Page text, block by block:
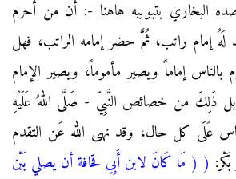
البخاري بتبويبه هاهنا -: أن من أحرم
لَهُ إمام راتب، ثُمَّ حضر إمامه الراتب، فهل
إماماً ويصير مأموماً، ويصير الإمام
بل ذَلِكَ من خصائص النَّبِيّ - صَلَّى اللهُ عَلَيْهِ
عَلَى كل حال، وقد نهى الله عَن التقدم
( ( مَا كَانَ لابن أَبِي قحافة أن يصلي بَيْن